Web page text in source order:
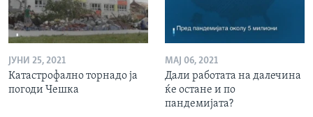
ЈУНИ 25, 2021
Катастрофално торнадо ја
погоди Чешка
МАЈ 06, 2021
Дали работата на далечина
ќе остане и по
пандемијата?